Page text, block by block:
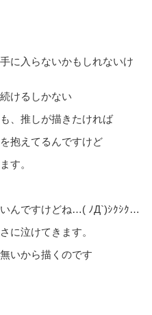
に入らないかもしれないけ
けるしかない
、推しが描きたければ
抱えてるんですけど
す。
んですけどね…( ﾉД`)ｼｸｼｸ…
に泣けてきます。
いから描くのです